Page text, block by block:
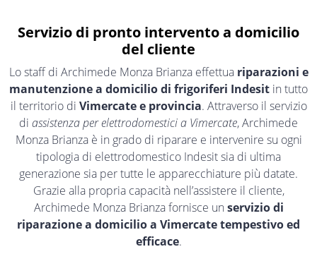
Servizio di pronto intervento a domicilio
del cliente
Lo staff di Archimede Monza Brianza effettua riparazioni e
manutenzione a domicilio di frigoriferi Indesit in tutto
il territorio di Vimercate e provincia. Attraverso il servizio
di assistenza per elettrodomestici a Vimercate, Archimede
Monza Brianza è in grado di riparare e intervenire su ogni
tipologia di elettrodomestico Indesit sia di ultima
generazione sia per tutte le apparecchiature più datate.
Grazie alla propria capacità nell’assistere il cliente,
Archimede Monza Brianza fornisce un servizio di
riparazione a domicilio a Vimercate tempestivo ed
efficace.